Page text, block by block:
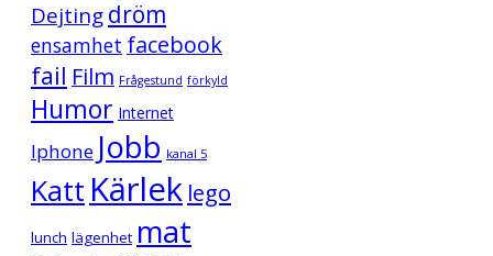
Dejtingdröm
ensamhet facebook
fail Film Frågestund förkyld
Humor Internet
Iphone Jobb kanal 5
Katt Kärlek lego
lunch lägenhet mat